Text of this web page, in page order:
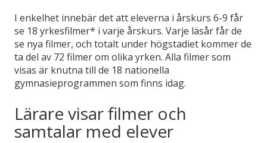
I enkelhet innebär det att eleverna i årskurs 6-9 får
se 18 yrkesfilmer* i varje årskurs. Varje läsår får de
se nya filmer, och totalt under högstadiet kommer de
ta del av 72 filmer om olika yrken. Alla filmer som
visas är knutna till de 18 nationella
gymnasieprogrammen som finns idag.
Lärare visar filmer och
samtalar med elever